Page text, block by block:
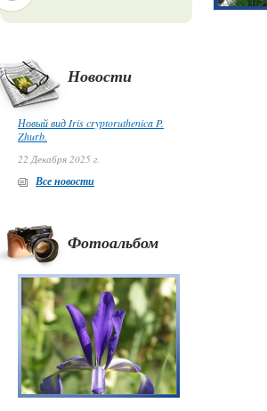
Новости
Новый вид Iris cryptoruthenica P.
Zhurb.
22 Декабря 2025 г.
Все новости
Фотоальбом